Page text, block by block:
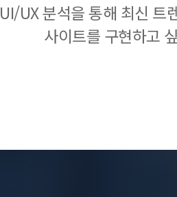
UI/UX 분석을 통해 최신 트
사이트를 구현하고